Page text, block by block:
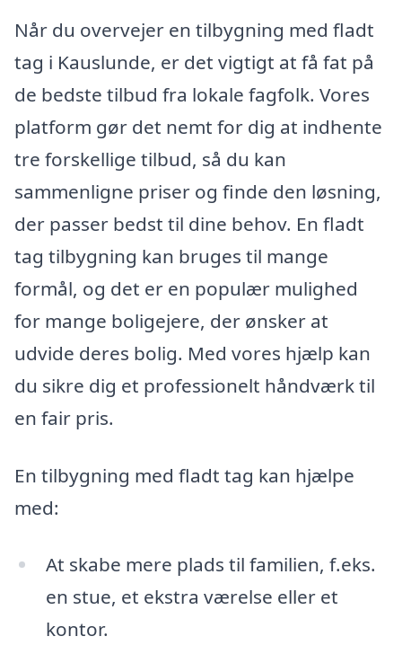
Når du overvejer en tilbygning med fladt
tag i Kauslunde, er det vigtigt at få fat på
de bedste tilbud fra lokale fagfolk. Vores
platform gør det nemt for dig at indhente
tre forskellige tilbud, så du kan
sammenligne priser og finde den løsning,
der passer bedst til dine behov. En fladt
tag tilbygning kan bruges til mange
formål, og det er en populær mulighed
for mange boligejere, der ønsker at
udvide deres bolig. Med vores hjælp kan
du sikre dig et professionelt håndværk til
en fair pris.
En tilbygning med fladt tag kan hjælpe
med:
At skabe mere plads til familien, f.eks.
en stue, et ekstra værelse eller et
kontor.